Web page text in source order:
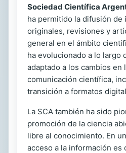
Sociedad Científica
ha permitido la difusión de
originales, revisiones y
general en el ámbito
ha evolucionado a lo largo
adaptado a los cambios en
comunicación científica,
transición a formatos
La SCA también ha sido
promoción de la ciencia
libre al conocimiento. En
acceso a la información es